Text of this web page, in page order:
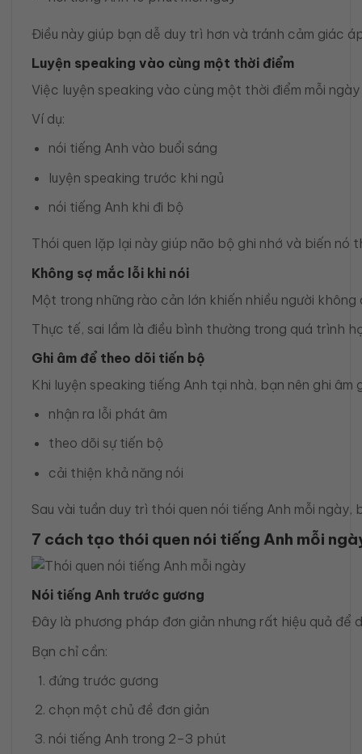
Điều này giúp bạn dễ duy trì hơn và tránh cảm giác
Luyện speaking vào cùng một thời điểm
Việc luyện speaking vào cùng một thời điểm mỗi
Ví dụ:
nói tiếng Anh vào buổi sáng
luyện speaking trước khi ngủ
nói tiếng Anh khi đi bộ
Thói quen lặp lại này giúp não bộ ghi nhớ và biến nó
Không sợ mắc lỗi khi nói
Một trong những rào cản lớn khiến nhiều người
Thực tế, sai lầm là điều bình thường trong quá trình
Ghi âm để theo dõi tiến bộ
Khi luyện speaking tiếng Anh tại nhà, bạn nên ghi âm
nhận ra lỗi phát âm
theo dõi sự tiến bộ
cải thiện khả năng nói
Sau vài tuần duy trì thói quen nói tiếng Anh mỗi
7 cách tạo thói quen nói tiếng Anh mỗi
Nói tiếng Anh trước gương
Đây là phương pháp đơn giản nhưng rất hiệu quả để
Bạn chỉ cần:
đứng trước gương
chọn một chủ đề đơn giản
nói tiếng Anh trong 2–3 phút